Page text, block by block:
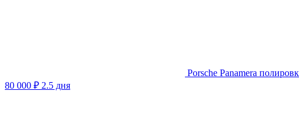
Porsche Panamera
80 000 ₽ 2.5 дня